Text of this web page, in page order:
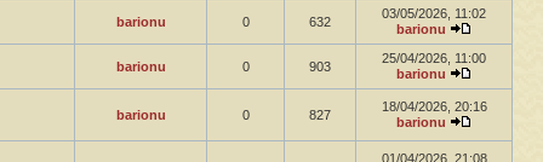
barionu 0 632
03/05/2026, 11:02
barionu
barionu 0 903
25/04/2026, 11:00
barionu
barionu 0 827
18/04/2026, 20:16
barionu
01/04/2026, 21:08